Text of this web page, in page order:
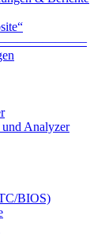
Analyzer
BIOS)